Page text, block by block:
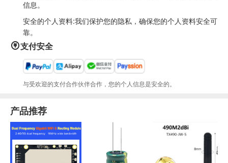
信息。
安全的个人资料:我们保护您的隐私，确保您的个人资料安全可
靠。
支付安全
与受欢迎的支付合作伙伴合作，您的个人信息是安全的。
产品推荐